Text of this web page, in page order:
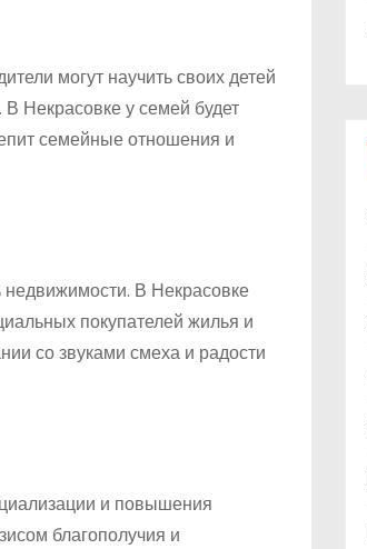
могут научить своих детей
Некрасовке у семей будет
семейные отношения и
недвижимости. В Некрасовке
покупателей жилья и
со звуками смеха и радости
и повышения
благополучия и